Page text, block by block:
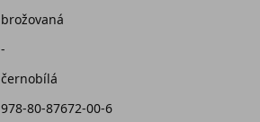
brožovaná
-
černobílá
978-80-87672-00-6